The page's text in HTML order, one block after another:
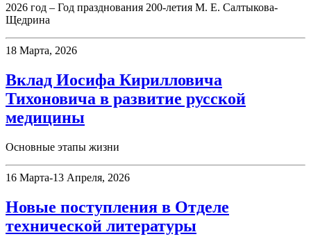
2026 год – Год празднования 200-летия М. Е. Салтыкова-
Щедрина
18 Марта, 2026
Вклад Иосифа Кирилловича
Тихоновича в развитие русской
медицины
Основные этапы жизни
16 Марта-13 Апреля, 2026
Новые поступления в Отделе
технической литературы